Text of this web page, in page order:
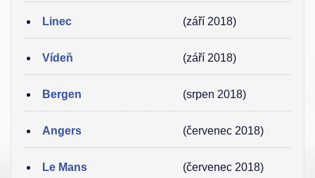
Linec (září 2018)
Vídeň (září 2018)
Bergen (srpen 2018)
Angers (červenec 2018)
Le Mans (červenec 2018)